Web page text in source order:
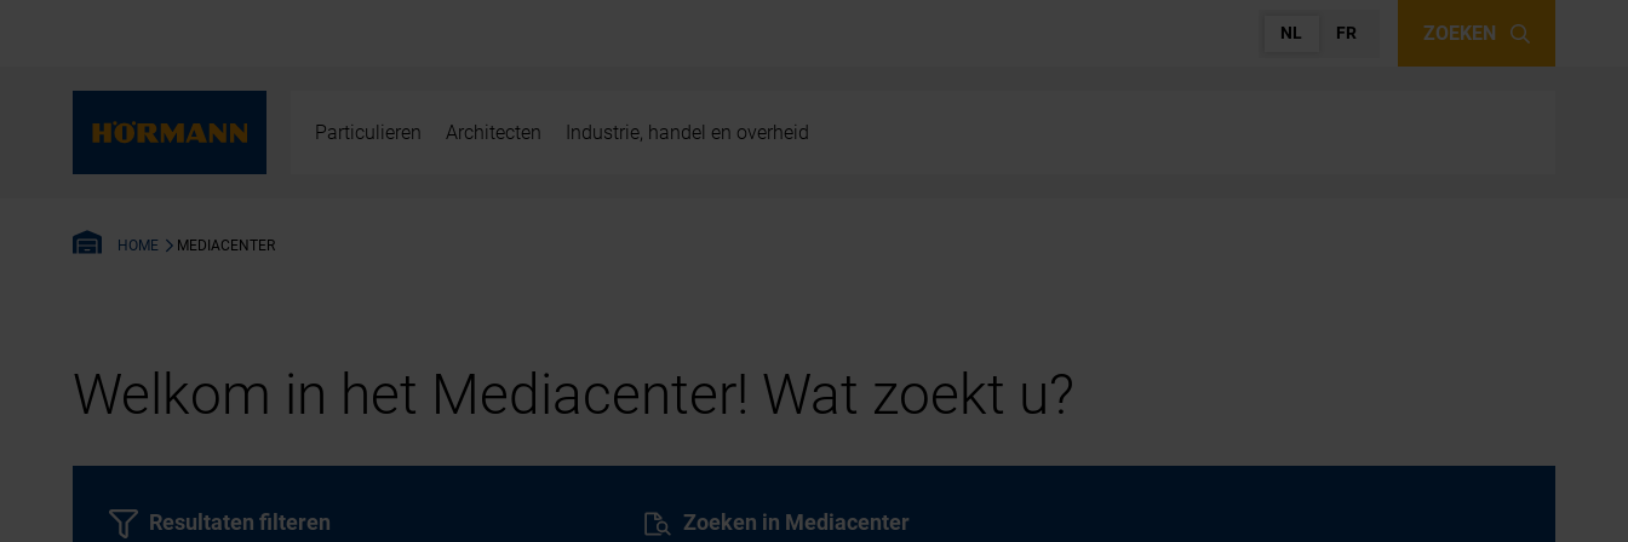
NL FR ZOEKEN
Particulieren Architecten Industrie, handel en overheid
HOME MEDIACENTER
Welkom in het Mediacenter! Wat zoekt u?
Zoeken in Mediacenter
Resultaten filteren